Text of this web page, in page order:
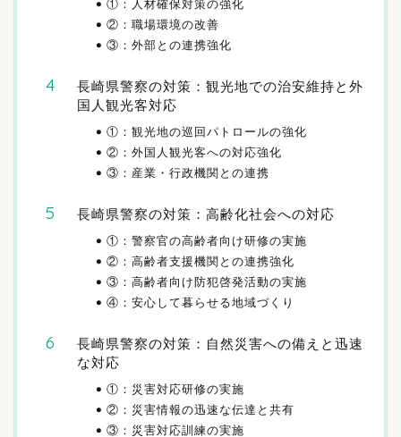
①：人材確保対策の強化
②：職場環境の改善
③：外部との連携強化
長崎県警察の対策：観光地での治安維持と外
国人観光客対応
①：観光地の巡回パトロールの強化
②：外国人観光客への対応強化
③：産業・行政機関との連携
長崎県警察の対策：高齢化社会への対応
①：警察官の高齢者向け研修の実施
②：高齢者支援機関との連携強化
③：高齢者向け防犯啓発活動の実施
④：安心して暮らせる地域づくり
長崎県警察の対策：自然災害への備えと迅速
な対応
①：災害対応研修の実施
②：災害情報の迅速な伝達と共有
③：災害対応訓練の実施